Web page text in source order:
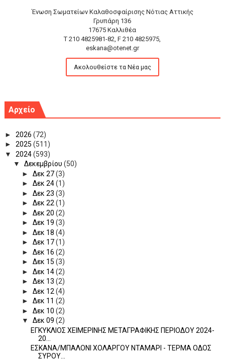
Ένωση Σωματείων Καλαθοσφαίρισης Νότιας Αττικής
Γρυπάρη 136
17675 Καλλιθέα
T 210 4825981-82, F 210 4825975,
eskana@otenet.gr
Ακολουθείστε τα Νέα μας
Αρχείο
► 2026 (72)
► 2025 (511)
▼ 2024(593)
▼ Δεκεμβρίου (50)
► Δεκ 27(3)
► Δεκ 24(1)
► Δεκ 23 (3)
► Δεκ 22(1)
► Δεκ 20 (2)
► Δεκ 19 (3)
► Δεκ 18 (4)
► Δεκ 17(1)
► Δεκ 16 (2)
► Δεκ 15 (3)
► Δεκ 14(2)
► Δεκ 13 (2)
► Δεκ 12 (4)
► Δεκ 11 (2)
► Δεκ 10 (2)
▼ Δεκ 09 (2)
ΕΓΚΥΚΛΙΟΣ ΧΕΙΜΕΡΙΝΗΣ ΜΕΤΑΓΡΑΦΙΚΗΣ ΠΕΡΙΟΔΟΥ 2024-
20...
ΕΣΚΑΝΑ/ΜΠΑΛΟΝΙ ΧΟΛΑΡΓΟΥ ΝΤΑΜΑΡΙ - ΤΕΡΜΑ ΟΔΟΣ
ΣΥΡΟΥ...